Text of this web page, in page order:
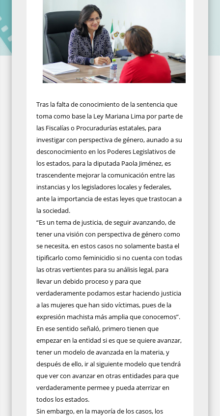
Tras la falta de conocimiento de la sentencia que
toma como base la Ley Mariana Lima por parte de
las Fiscalías o Procuradurías estatales, para
investigar con perspectiva de género, aunado a su
desconocimiento en los Poderes Legislativos de
los estados, para la diputada Paola Jiménez, es
trascendente mejorar la comunicación entre las
instancias y los legisladores locales y federales,
ante la importancia de estas leyes que trastocan a
la sociedad.
“Es un tema de justicia, de seguir avanzando, de
tener una visión con perspectiva de género como
se necesita, en estos casos no solamente basta el
tipificarlo como feminicidio si no cuenta con todas
las otras vertientes para su análisis legal, para
llevar un debido proceso y para que
verdaderamente podamos estar haciendo justicia
a las mujeres que han sido víctimas, pues de la
expresión machista más amplia que conocemos”.
En ese sentido señaló, primero tienen que
empezar en la entidad si es que se quiere avanzar,
tener un modelo de avanzada en la materia, y
después de ello, ir al siguiente modelo que tendrá
que ver con avanzar en otras entidades para que
verdaderamente permee y pueda aterrizar en
todos los estados.
Sin embargo, en la mayoría de los casos, los